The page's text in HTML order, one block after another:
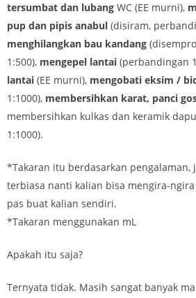
tersumbat dan lubang WC (EE murni),
pup dan pipis anabul (disiram,
menghilangkan bau kandang
1:500), mengepel lantai (perbandingan
lantai (EE murni), mengobati eksim /
1:1000), membersihkan karat, panci
membersihkan kulkas dan keramik
1:1000).
*Takaran itu berdasarkan pengalaman,
terbiasa nanti kalian bisa mengira-
pas buat kalian sendiri.
*Takaran menggunakan mL
Apakah itu saja?
Ternyata tidak. Masih sangat banyak